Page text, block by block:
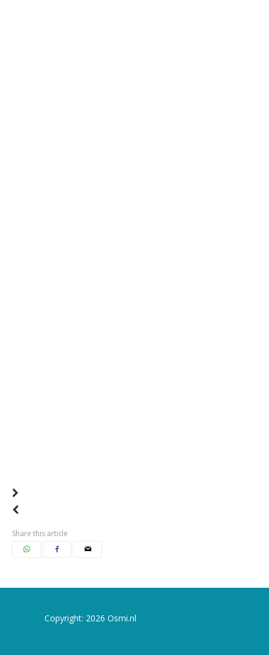
Share this article
Copyright: 2026 Osmi.nl